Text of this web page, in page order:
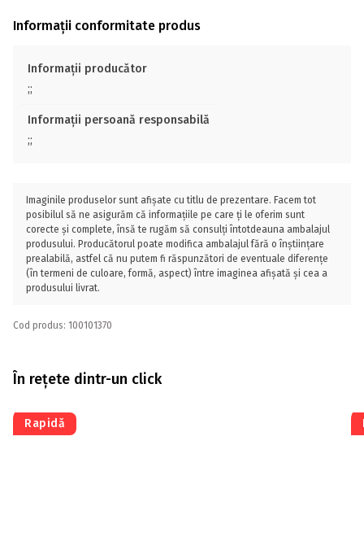
Informații conformitate produs
Informații producător
;;
Informații persoană responsabilă
;;
Imaginile produselor sunt afișate cu titlu de prezentare. Facem tot
posibilul să ne asigurăm că informațiile pe care ți le oferim sunt
corecte și complete, însă te rugăm să consulți întotdeauna ambalajul
produsului. Producătorul poate modifica ambalajul fără o înștiințare
prealabilă, astfel că nu putem fi răspunzători de eventuale diferențe
(în termeni de culoare, formă, aspect) între imaginea afișată și cea a
produsului livrat.
Cod produs: 100101370
În rețete dintr-un click
Rapidă